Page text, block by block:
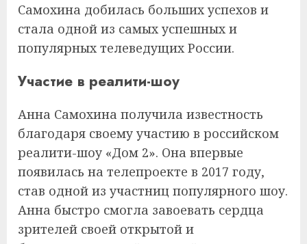
Самохина добилась больших успехов и
стала одной из самых успешных и
популярных телеведущих России.
Участие в реалити-шоу
Анна Самохина получила известность
благодаря своему участию в российском
реалити-шоу «Дом 2». Она впервые
появилась на телепроекте в 2017 году,
став одной из участниц популярного шоу.
Анна быстро смогла завоевать сердца
зрителей своей открытой и